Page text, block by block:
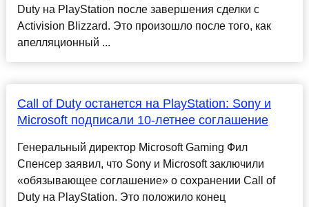
Duty на PlayStation после завершения сделки с
Activision Blizzard. Это произошло после того, как
апелляционный ...
Call of Duty останется на PlayStation: Sony и
Microsoft подписали 10-летнее соглашение
Генеральный директор Microsoft Gaming Фил
Спенсер заявил, что Sony и Microsoft заключили
«обязывающее соглашение» о сохранении Call of
Duty на PlayStation. Это положило конец